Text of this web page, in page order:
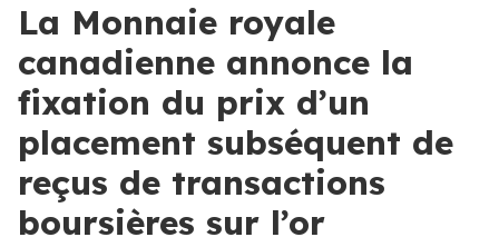
La Monnaie royale
canadienne annonce la
fixation du prix d’un
placement subséquent de
reçus de transactions
boursières sur l’or